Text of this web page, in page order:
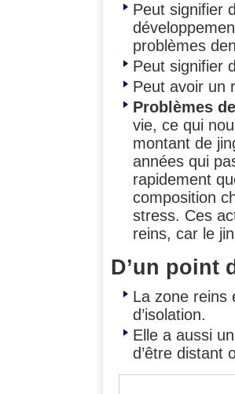
Peut signifier
problèmes
Peut signifier
Peut avoir un
Problèmes
vie, ce qui
montant de
années qui
rapidement
composition
stress. Ces
reins, car le
D’un point
La zone
d’isolation.
Elle a aussi
d’être distant